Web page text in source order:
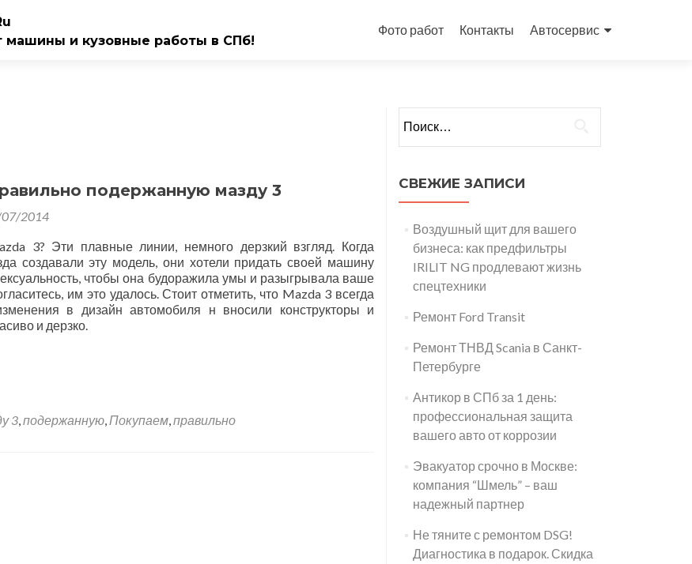
машины и кузовные работы в СПб!
к
Фото работ Контакты Автосервис
подержанную мазду 3
2014
3? Эти плавные линии, немного дерзкий взгляд. Когда
создавали эту модель, они хотели придать своей машину
чтобы она будоражила умы и разыгрывала ваше
им это удалось. Стоит отметить, что Mazda 3 всегда
в дизайн автомобиля н вносили конструкторы и
и дерзко.
3,подержанную,Покупаем,правильно
СВЕЖИЕ ЗАПИСИ
Воздушный щит для вашего
бизнеса: как предфильтры
IRILIT NG продлевают жизнь
спецтехники
Ремонт Ford Transit
Ремонт ТНВД Scania в Санкт-
Петербурге
Антикор в СПб за 1 день:
профессиональная защита
вашего авто от коррозии
Эвакуатор срочно в Москве:
компания “Шмель” – ваш
надежный партнер
Не тяните с ремонтом DSG!
Диагностика в подарок. Скидка